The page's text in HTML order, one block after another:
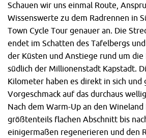
Schauen wir uns einmal Route,
Wissenswerte zu dem Radrennen in
Town Cycle Tour genauer an. Die
endet im Schatten des Tafelbergs
der Küsten und Anstiege rund um die
südlich der Millionenstadt Kapstadt.
Kilometer haben es direkt in sich und
Vorgeschmack auf das durchaus
Nach dem Warm-Up an den
größtenteils flachen Abschnitt bis
einigermaßen regenerieren und den